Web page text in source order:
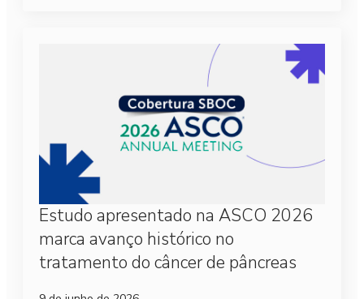
Estudo apresentado na ASCO 2026
marca avanço histórico no
tratamento do câncer de pâncreas